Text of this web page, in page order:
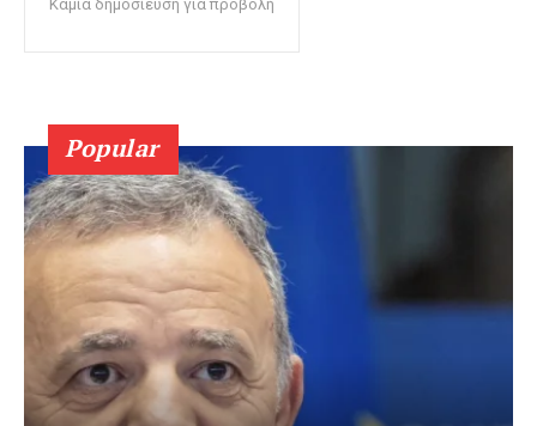
Καμία δημοσίευση για προβολή
Popular